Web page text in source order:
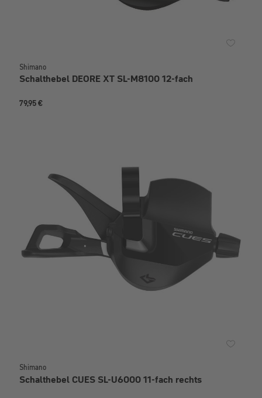
Shimano
Schalthebel DEORE XT SL-M8100 12-fach
79,95 €
Shimano
Schalthebel CUES SL-U6000 11-fach rechts